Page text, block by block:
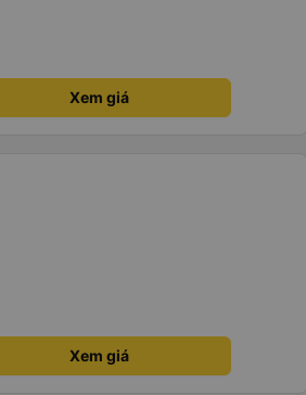
Xem giá
Xem giá